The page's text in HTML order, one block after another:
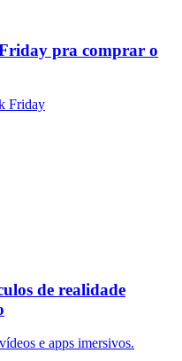
pra comprar o
Friday
de realidade
e apps imersivos.